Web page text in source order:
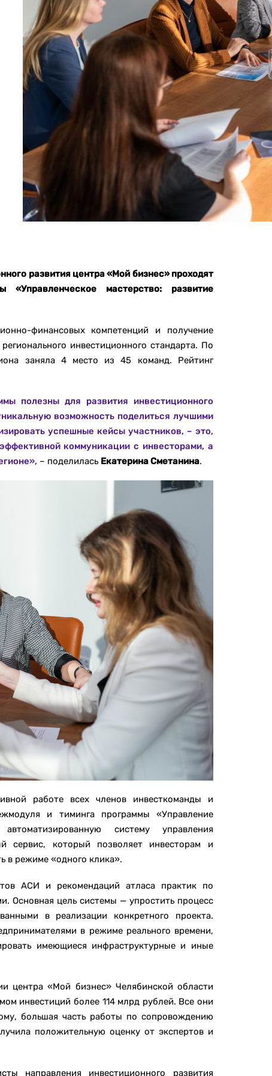
развития центра «Мой бизнес» проходят
мастерство: развитие
финансовых компетенций и получение
инвестиционного стандарта. По
заняла 4 место из 45 команд. Рейтинг
полезны для развития инвестиционного
возможность поделиться лучшими
успешные кейсы участников, – это,
коммуникации с инвесторами, а
– поделилась Екатерина Сметанина.
работе всех членов инвесткоманды и
и тиминга программы «Управление
систему управления
сервис, который позволяет инвесторам и
в режиме «одного клика».
АСИ и рекомендаций атласа практик по
Основная цель системы — упростить процесс
в реализации конкретного проекта.
в режиме реального времени,
имеющиеся инфраструктурные и иные
центра «Мой бизнес» Челябинской области
инвестиций более 114 млрд рублей. Все они
большая часть работы по сопровождению
положительную оценку от экспертов и
направления инвестиционного развития